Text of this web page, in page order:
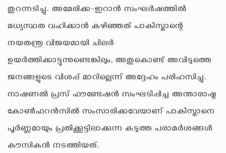
തുറന്നടിച്ചു. അമേരിക്ക-ഇറാൻ സംഘർഷത്തിൽ
മധ്യസ്ഥത വഹിക്കാൻ കഴിഞ്ഞത് പാകിസ്താന്റെ
നയതന്ത്ര വിജയമായി ചിലർ
ഉയർത്തിക്കാട്ടുന്നുണ്ടെങ്കിലും, അതുകൊണ്ട് അവിടുത്തെ
ജനങ്ങളുടെ വിശപ്പ് മാറില്ലെന്ന് അദ്ദേഹം പരിഹസിച്ചു.
നാഷണൽ പ്രസ് ഫൗണ്ടേഷൻ സംഘടിപ്പിച്ച അന്താരാഷ്ട്ര
കോൺഫറൻസിൽ സംസാരിക്കവേയാണ് പാകിസ്താനെ
പൂർണ്ണമായും പ്രതിക്കൂട്ടിലാക്കുന്ന കടുത്ത പരാമർശങ്ങൾ
കൗസികൻ നടത്തിയത്.